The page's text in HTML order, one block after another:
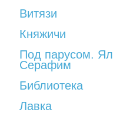
Витязи
Княжичи
Под парусом. Ял
Серафим
Библиотека
Лавка